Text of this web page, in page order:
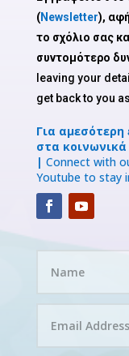
(Newsletter),
το σχόλιο σας
συντομότερο
leaving your
get back to you
Για
στα
| Connect with
Youtube to stay